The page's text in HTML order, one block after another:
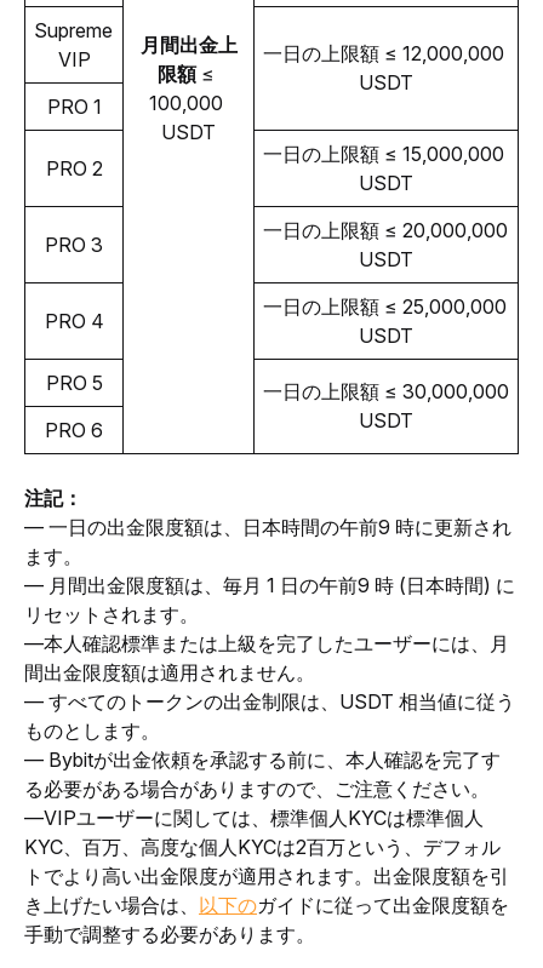
月間出金上
限額 ≤
100,000
USDT
Supreme
VIP
一日の上限額 ≤ 12,000,000
USDT
PRO 1
PRO 2
一日の上限額 ≤ 15
USDT
PRO 3
一日の上限額 ≤ 20
USDT
PRO 4
一日の上限額 ≤ 25
USDT
PRO 5
一日の上限額 ≤ 30
USDT
PRO 6
注記：
— 一日の出金限度額は、日本時間の午前9 時に更新され
ます。
— 月間出金限度額は、毎月 1 日の午前9 時 (日本時間) に
リセットされます。
—本人確認標準または上級を完了したユーザーには、月
間出金限度額は適用されません。
— すべてのトークンの出金制限は、USDT 相当値に従う
ものとします。
— Bybitが出金依頼を承認する前に、本人確認を完了す
る必要がある場合がありますので、ご注意ください。
—VIPユーザーに関しては、標準個人KYCは標準個人
KYC、百万、高度な個人KYCは2百万という、デフォル
トでより高い出金限度が適用されます。出金限度額を引
き上げたい場合は、 以下のガイドに従って出金限度額を
手動で調整する必要があります。